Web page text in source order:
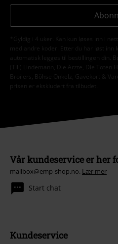
*Gyldig i 4 uker. Kan kun løses inn i
med andre koder. Etter du har løst inn
automatisk legges til bestillingen din.
(Till) Lindemann, Die Ärzte, Die Toten
Broilers, Böhse Onkelz, Gavekort &
prisen er ekskludert fra tilbudet.
Vår kundeservice er her
mailbox@emp-shop.no. Lær mer
Start chat
Kundeservice